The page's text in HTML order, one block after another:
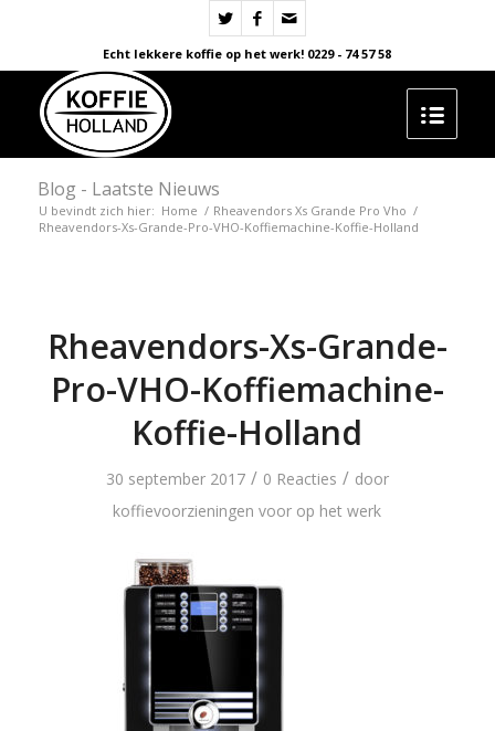
Echt lekkere koffie op het werk! 0229 - 74 57 58
Blog - Laatste Nieuws
U bevindt zich hier: Home / Rheavendors Xs Grande Pro Vho /
Rheavendors-Xs-Grande-Pro-VHO-Koffiemachine-Koffie-Holland
Rheavendors-Xs-Grande-
Pro-VHO-Koffiemachine-
Koffie-Holland
30 september 2017 / 0 Reacties / door
koffievoorzieningen voor op het werk